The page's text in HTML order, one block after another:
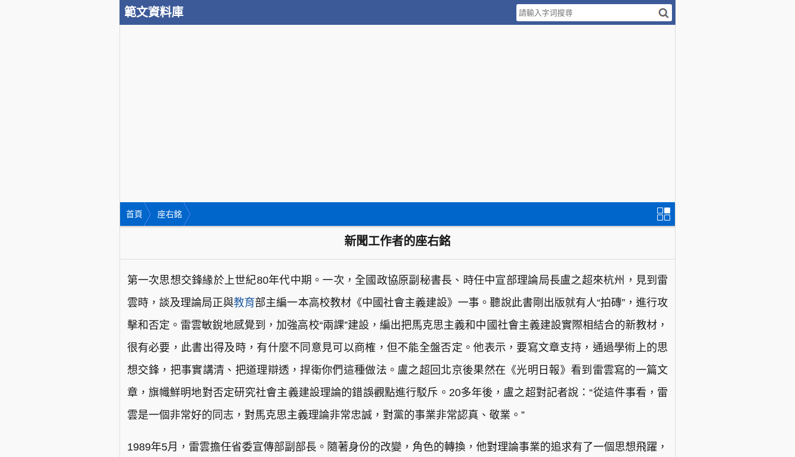
範文資料庫
首頁 座右銘
新聞工作者的座右銘
第一次思想交鋒緣於上世紀80年代中期。一次，全國政協原副秘書長、時任中宣部理論局長盧之超來杭州，見到雷
雲時，談及理論局正與教育部主編一本高校教材《中國社會主義建設》一事。聽說此書剛出版就有人“拍磚”，進行攻
擊和否定。雷雲敏銳地感覺到，加強高校“兩課”建設，編出把馬克思主義和中國社會主義建設實際相結合的新教材，
很有必要，此書出得及時，有什麼不同意見可以商榷，但不能全盤否定。他表示，要寫文章支持，通過學術上的思
想交鋒，把事實講清、把道理辯透，捍衛你們這種做法。盧之超回北京後果然在《光明日報》看到雷雲寫的一篇文
章，旗幟鮮明地對否定研究社會主義建設理論的錯誤觀點進行駁斥。20多年後，盧之超對記者說：“從這件事看，雷
雲是一個非常好的同志，對馬克思主義理論非常忠誠，對黨的事業非常認真、敬業。”
1989年5月，雷雲擔任省委宣傳部副部長。隨著身份的改變，角色的轉換，他對理論事業的追求有了一個思想飛躍，